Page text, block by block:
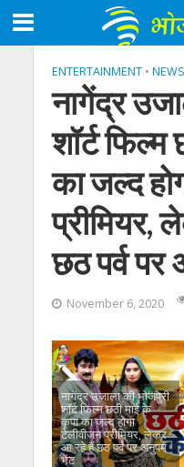
ENTERTAINMENT • NEWS
नागेंद्र
शॉर्ट
का जल्‍द
प्रीमियर,
छठ पर्व
November 6, 2020
नागेंद्र उजाला की भोजपुरी
शॉर्ट फिल्‍म छठी माई के
कृपा का जल्‍द होगा
टेलीवीजन प्रीमियर, लेकर
आ रहे हैं छठ पर्व पर अनुपम
भेंट